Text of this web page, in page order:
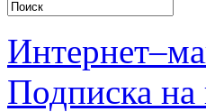
Подписка на